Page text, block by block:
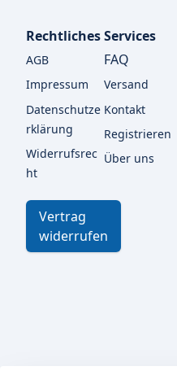
Rechtliches
AGB
Impressum
Datenschutze
rklärung
Widerrufsrec
ht
Vertrag
widerrufen
Services
FAQ
Versand
Kontakt
Registrieren
Über uns